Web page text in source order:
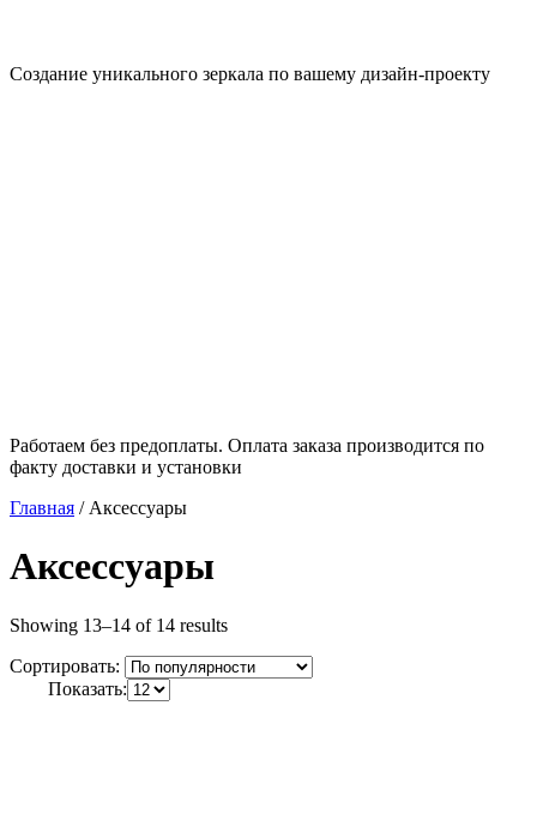
Создание уникального зеркала по вашему дизайн-проекту
Работаем без предоплаты. Оплата заказа производится по
факту доставки и установки
Главная / Аксессуары
Аксессуары
Showing 13–14 of 14 results
Сортировать:
Показать: